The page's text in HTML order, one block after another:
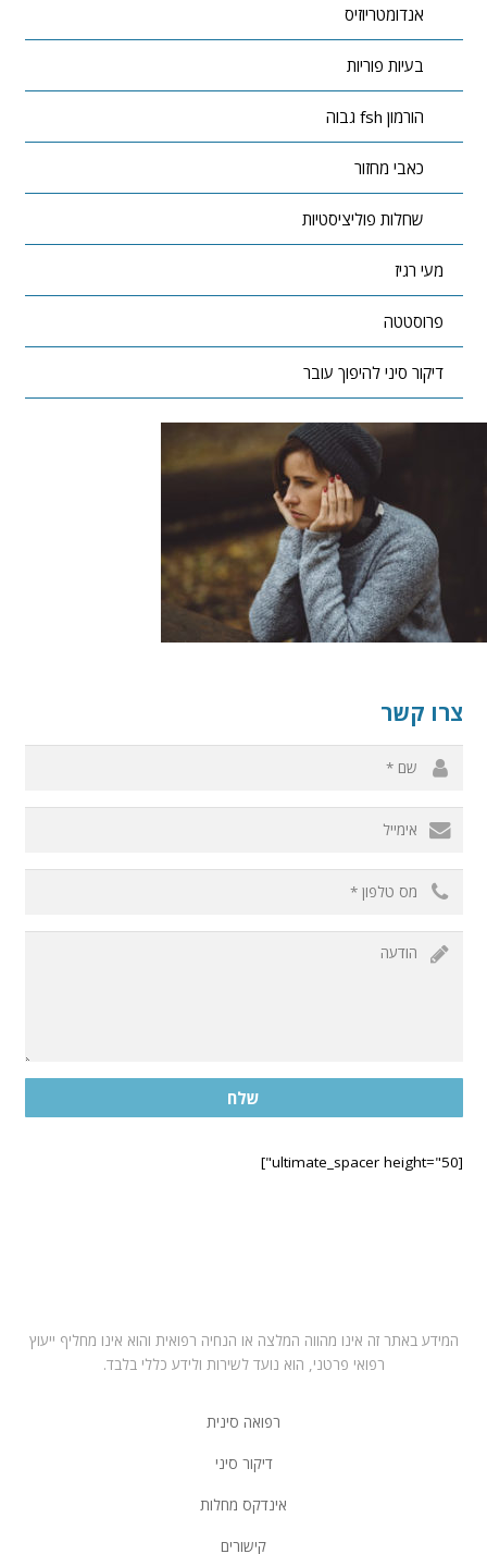
אנדומטריוזיס
בעיות פוריות
הורמון fsh גבוה
כאבי מחזור
שחלות פוליציסטיות
מעי רגיז
פרוסטטה
דיקור סיני להיפוך עובר
צרו קשר
שלח
[ultimate_spacer height="50"]
המידע באתר זה אינו מהווה המלצה או הנחיה רפואית והוא אינו מחליף ייעוץ
רפואי פרטני, הוא נועד לשירות ולידע כללי בלבד.
רפואה סינית
דיקור סיני
אינדקס מחלות
קישורים